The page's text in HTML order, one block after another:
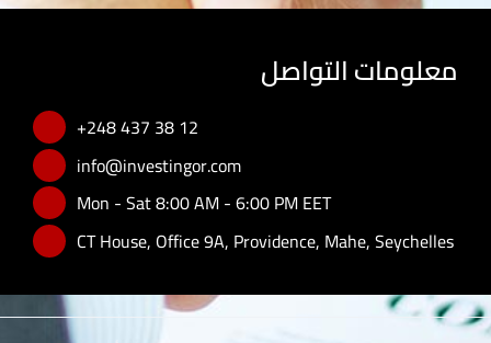
معلومات التواصل
+248 437 38 12
info@investingor.com
Mon - Sat 8:00 AM - 6:00 PM EET
CT House, Office 9A, Providence, Mahe, Seychelles